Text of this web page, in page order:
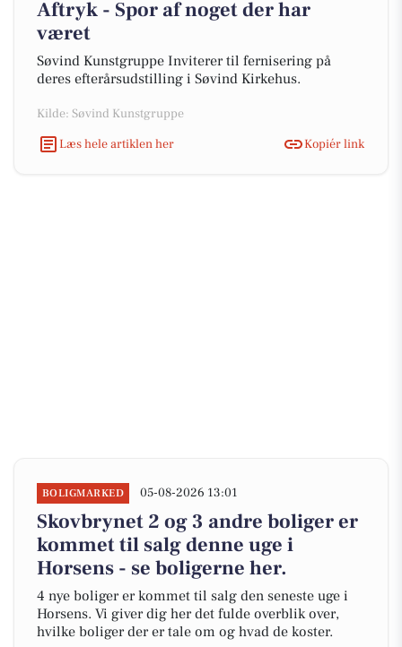
Aftryk - Spor af noget der har
været
Søvind Kunstgruppe Inviterer til fernisering på
deres efterårsudstilling i Søvind Kirkehus.
Kilde: Søvind Kunstgruppe
Læs hele artiklen her
Kopiér link
BOLIGMARKED 05-08-2026 13:01
Skovbrynet 2 og 3 andre boliger er
kommet til salg denne uge i
Horsens - se boligerne her.
4 nye boliger er kommet til salg den seneste uge i
Horsens. Vi giver dig her det fulde overblik over,
hvilke boliger der er tale om og hvad de koster.